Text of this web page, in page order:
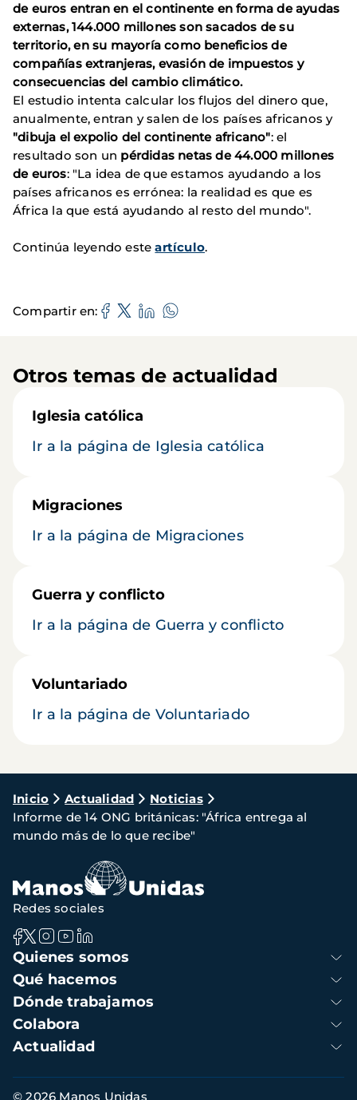
de euros entran en el continente en forma de ayudas
externas, 144.000 millones son sacados de su
territorio, en su mayoría como beneficios de
compañías extranjeras, evasión de impuestos y
consecuencias del cambio climático.
El estudio intenta calcular los flujos del dinero que,
anualmente, entran y salen de los países africanos y
"dibuja el expolio del continente africano": el
resultado son un pérdidas netas de 44.000 millones
de euros: "La idea de que estamos ayudando a los
países africanos es errónea: la realidad es que es
África la que está ayudando al resto del mundo".
Continúa leyendo esteartículo.
Compartir en
Otros temas de actualidad
Iglesia católica
Ir a la página de Iglesia católica
Migraciones
Ir a la página de Migraciones
Guerra y conflicto
Ir a la página de Guerra y conflicto
Voluntariado
Ir a la página de Voluntariado
Ruta
de
navegación
Inicio Actualidad
Noticias
Informe de 14 ONG británicas: "África entrega al
mundo más de lo que recibe"
Navegación
principal
Quienes somos
Qué hacemos
Dónde trabajamos
Colabora
Actualidad
Redes sociales
Información
© 2026 Manos Unidas